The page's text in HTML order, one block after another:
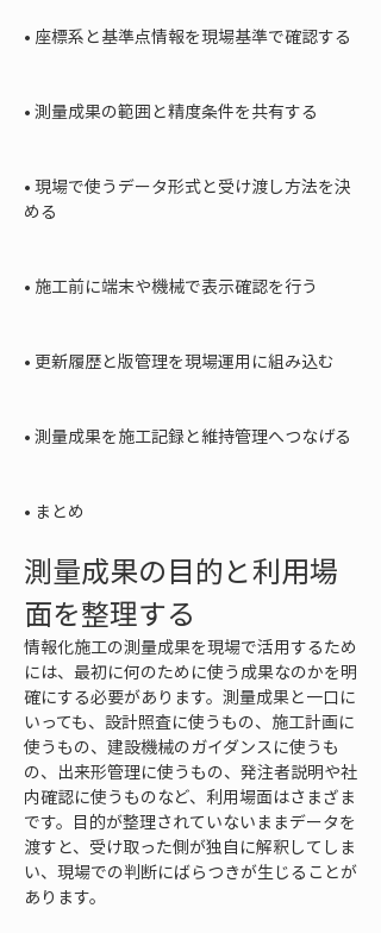
• 座標系と基準点情報を現場基準で確認する
• 測量成果の範囲と精度条件を共有する
• 現場で使うデータ形式と受け渡し方法を決
める
• 施工前に端末や機械で表示確認を行う
• 更新履歴と版管理を現場運用に組み込む
• 測量成果を施工記録と維持管理へつなげる
• まとめ
測量成果の目的と利用場
面を整理する
情報化施工の測量成果を現場で活用するため
には、最初に何のために使う成果なのかを明
確にする必要があります。測量成果と一口に
いっても、設計照査に使うもの、施工計画に
使うもの、建設機械のガイダンスに使うも
の、出来形管理に使うもの、発注者説明や社
内確認に使うものなど、利用場面はさまざま
です。目的が整理されていないままデータを
渡すと、受け取った側が独自に解釈してしま
い、現場での判断にばらつきが生じることが
あります。